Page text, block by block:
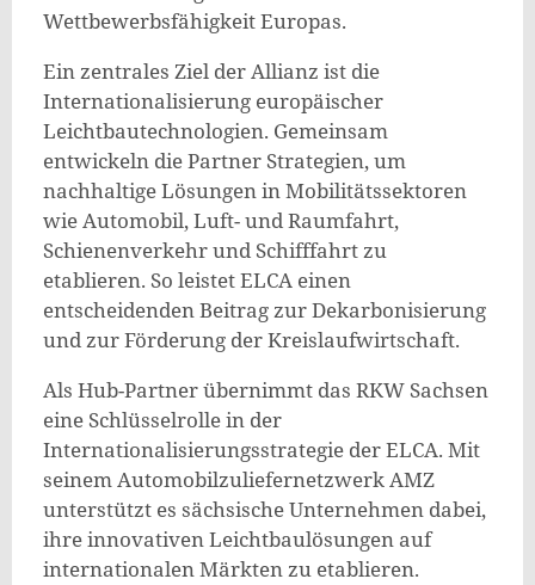
Wettbewerbsfähigkeit Europas.
Ein zentrales Ziel der Allianz ist die
Internationalisierung europäischer
Leichtbautechnologien. Gemeinsam
entwickeln die Partner Strategien, um
nachhaltige Lösungen in Mobilitätssektoren
wie Automobil, Luft- und Raumfahrt,
Schienenverkehr und Schifffahrt zu
etablieren. So leistet ELCA einen
entscheidenden Beitrag zur Dekarbonisierung
und zur Förderung der Kreislaufwirtschaft.
Als Hub-Partner übernimmt das RKW Sachsen
eine Schlüsselrolle in der
Internationalisierungsstrategie der ELCA. Mit
seinem Automobilzuliefernetzwerk AMZ
unterstützt es sächsische Unternehmen dabei,
ihre innovativen Leichtbaulösungen auf
internationalen Märkten zu etablieren.